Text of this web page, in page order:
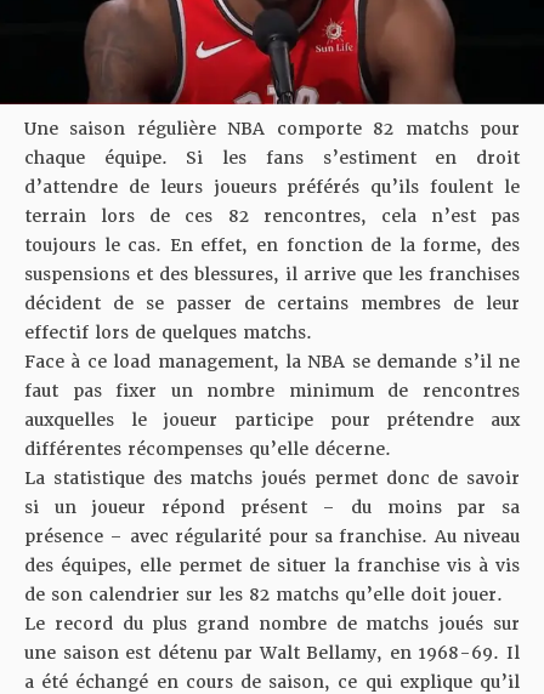
Une saison régulière NBA comporte 82 matchs pour
chaque équipe. Si les fans s’estiment en droit
d’attendre de leurs joueurs préférés qu’ils foulent le
terrain lors de ces 82 rencontres, cela n’est pas
toujours le cas. En effet, en fonction de la forme, des
suspensions et des blessures, il arrive que les franchises
décident de se passer de certains membres de leur
effectif lors de quelques matchs.
Face à ce load management, la NBA se demande s’il ne
faut pas fixer un nombre minimum de rencontres
auxquelles le joueur participe pour prétendre aux
différentes récompenses qu’elle décerne.
La statistique des matchs joués permet donc de savoir
si un joueur répond présent – du moins par sa
présence – avec régularité pour sa franchise. Au niveau
des équipes, elle permet de situer la franchise vis à vis
de son calendrier sur les 82 matchs qu’elle doit jouer.
Le record du plus grand nombre de matchs joués sur
une saison est détenu par Walt Bellamy, en 1968-69. Il
a été échangé en cours de saison, ce qui explique qu’il